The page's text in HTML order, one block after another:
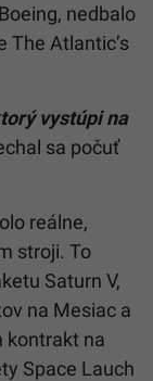
nedbalo
The Atlantic’s
vystúpi na
sa počuť
reálne,
stroji. To
Saturn V,
na Mesiac a
kontrakt na
Space Lauch